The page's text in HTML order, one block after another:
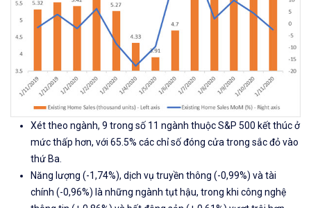
Xét theo ngành, 9 trong số 11 ngành thuộc S&P 500 kết thúc ở
mức thấp hơn, với 65.5% các chỉ số đóng cửa trong sắc đỏ vào
thứ Ba.
Năng lượng (-1,74%), dịch vụ truyền thông (-0,99%) và tài
chính (-0,96%) là những ngành tụt hậu, trong khi công nghệ